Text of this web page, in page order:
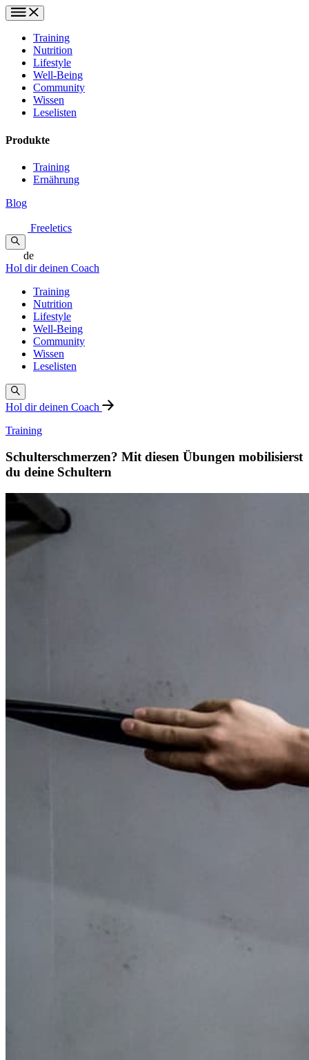
Training
Nutrition
Lifestyle
Well-Being
Community
Wissen
Leselisten
Produkte
Training
Ernährung
Blog
Freeletics
de
Hol dir deinen Coach
Training
Nutrition
Lifestyle
Well-Being
Community
Wissen
Leselisten
Hol dir deinen Coach
Training
Schulterschmerzen? Mit diesen Übungen mobilisierst
du deine Schultern